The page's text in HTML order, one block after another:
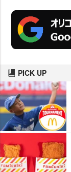
PICK UP